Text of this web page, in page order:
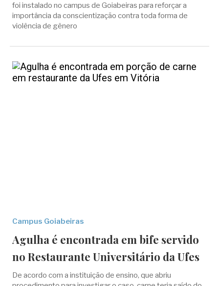
foi instalado no campus de Goiabeiras para reforçar a
importância da conscientização contra toda forma de
violência de gênero
Campus Goiabeiras
Agulha é encontrada em bife servido
no Restaurante Universitário da Ufes
De acordo com a instituição de ensino, que abriu